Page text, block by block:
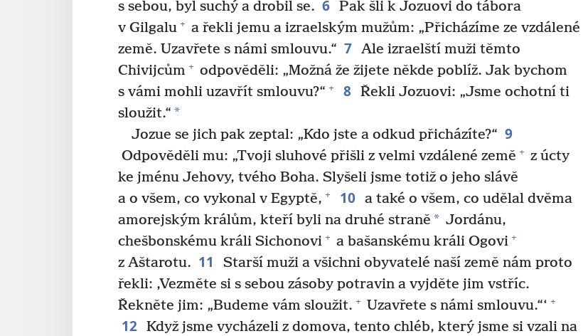
s sebou, byl suchý a drobil se. 6 Pak šli k Jozuovi do tábora
v Gilgalu + a řekli jemu a izraelským mužům: „Přicházíme ze vzdálené
země. Uzavřete s námi smlouvu.“ 7 Ale izraelští muži těmto
Chivijcům + odpověděli: „Možná že žijete někde poblíž. Jak bychom
s vámi mohli uzavřít smlouvu?“ + 8 Řekli Jozuovi: „Jsme ochotní ti
sloužit.“ *
Jozue se jich pak zeptal: „Kdo jste a odkud přicházíte?“ 9
Odpověděli mu: „Tvoji sluhové přišli z velmi vzdálené země + z úcty
ke jménu Jehovy, tvého Boha. Slyšeli jsme totiž o jeho slávě
a o všem, co vykonal v Egyptě, + 10 a také o všem, co udělal dvěma
amorejským králům, kteří byli na druhé straně * Jordánu,
chešbonskému králi Sichonovi + a bašanskému králi Ogovi +
z Aštarotu. 11
Starší muži a všichni obyvatelé naší země nám proto
řekli: ‚Vezměte si s sebou zásoby potravin a vyjděte jim vstříc.
Řekněte jim: „Budeme vám sloužit. + Uzavřete s námi smlouvu.“‘ +
12 Když jsme vycházeli z domova, tento chléb, který jsme si vzali na